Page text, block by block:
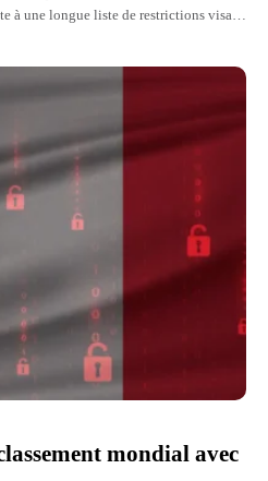
à une longue liste de restrictions visant
de presse Interfax,
mondial avec